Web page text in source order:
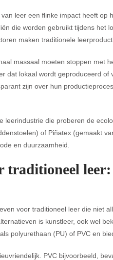
leer een flinke impact heeft op
die worden gebruikt tijdens het
maken traditionele
massaal moeten stoppen met
dat lokaal wordt geproduceerd
zijn over hun
leerindustrie die proberen de
of Piñatex (gemaakt
en duurzaamheid.
traditioneel
voor traditioneel leer die niet
is kunstleer, ook wel
polyurethaan (PU) of PVC en
PVC bijvoorbeeld,